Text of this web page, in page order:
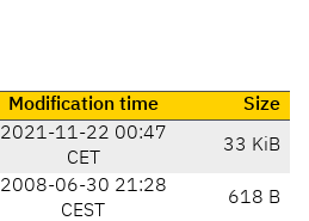
Modification time Size
2021-11-22 00:47
CET
33 KiB
2008-06-30 21:28
CEST
618 B